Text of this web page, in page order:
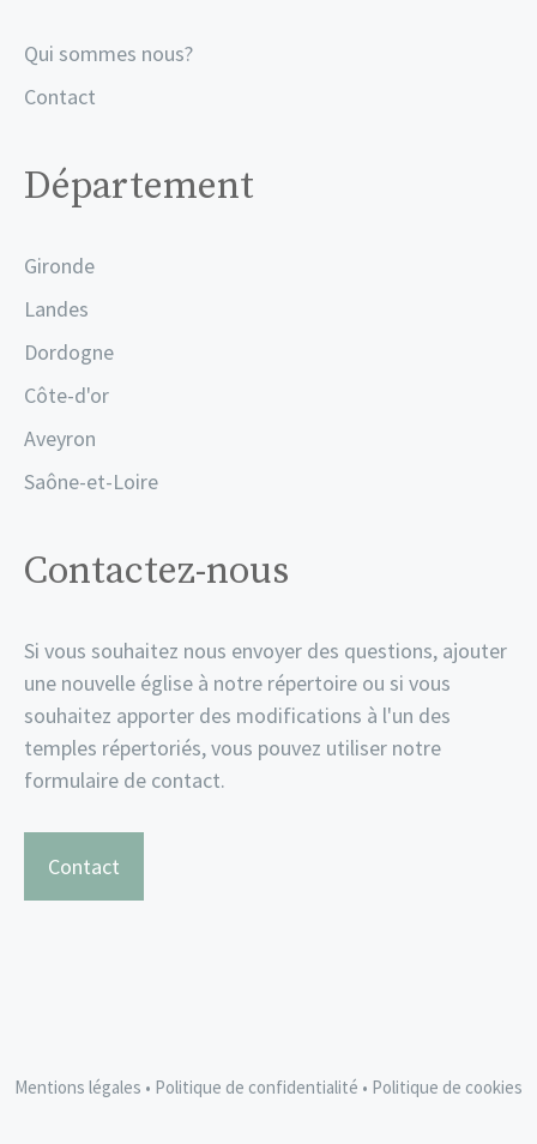
Qui sommes nous?
Contact
Département
Gironde
Landes
Dordogne
Côte-d'or
Aveyron
Saône-et-Loire
Contactez-nous
Si vous souhaitez nous envoyer des questions, ajouter
une nouvelle église à notre répertoire ou si vous
souhaitez apporter des modifications à l'un des
temples répertoriés, vous pouvez utiliser notre
formulaire de contact.
Contact
Mentions légales • Politique de confidentialité • Politique de cookies